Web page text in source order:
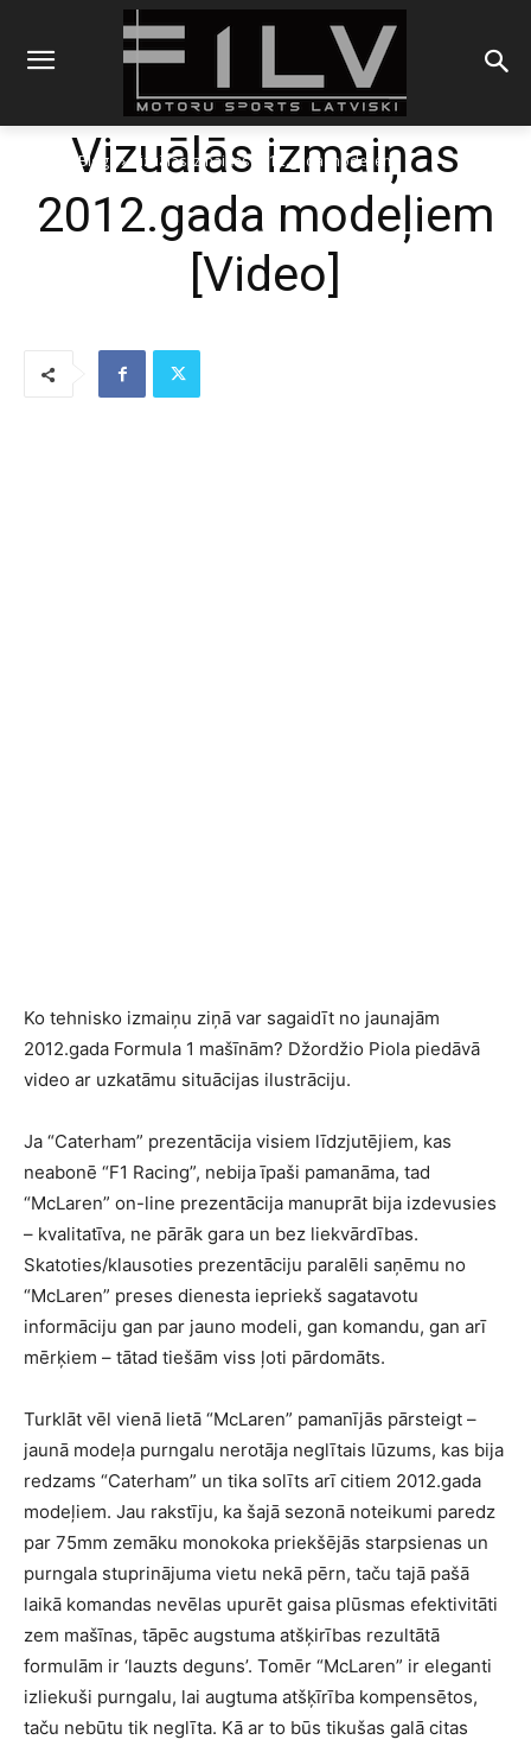
Blogs Vizuālās izmaiņas 2012.gada modeļiem
Vizuālās izmaiņas
2012.gada modeļiem
[Video]
Ko tehnisko izmaiņu ziņā var sagaidīt no jaunajām
2012.gada Formula 1 mašīnām? Džordžio Piola piedāvā
video ar uzkatāmu situācijas ilustrāciju.
Ja “Caterham” prezentācija visiem līdzjutējiem, kas
neabonē “F1 Racing”, nebija īpaši pamanāma, tad
“McLaren” on-line prezentācija manuprāt bija izdevusies
– kvalitatīva, ne pārāk gara un bez liekvārdības.
Skatoties/klausoties prezentāciju paralēli saņēmu no
“McLaren” preses dienesta iepriekš sagatavotu
informāciju gan par jauno modeli, gan komandu, gan arī
mērķiem – tātad tiešām viss ļoti pārdomāts.
Turklāt vēl vienā lietā “McLaren” pamanījās pārsteigt –
jaunā modeļa purngalu nerotāja neglītais lūzums, kas bija
redzams “Caterham” un tika solīts arī citiem 2012.gada
modeļiem. Jau rakstīju, ka šajā sezonā noteikumi paredz
par 75mm zemāku monokoka priekšējās starpsienas un
purngala stuprinājuma vietu nekā pērn, taču tajā pašā
laikā komandas nevēlas upurēt gaisa plūsmas efektivitāti
zem mašīnas, tāpēc augstuma atšķirības rezultātā
formulām ir ‘lauzts deguns’. Tomēr “McLaren” ir eleganti
izliekuši purngalu, lai augtuma atšķīrība kompensētos,
taču nebūtu tik neglīta. Kā ar to būs tikušas galā citas